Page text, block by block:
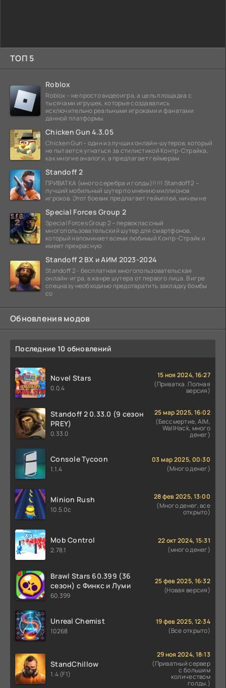
ТОП 5
Roblox
Roblox – не просто видеоигра, а цель площадка с
тысячами игрушек, которые создавались
исключительно реальными игроками и фанатами
данной платформы.
Chicken Gun 4.3.05
Chicken Gun – один из лучших онлайн-шутеров, который
не пытается угнаться за стилистикой Контр-Страйка,
как многие аналоги, а предлагает геймерам
Standoff 2
ПРИВАТКА (много серебра и голды)!!!!! Standoff 2 –
лучший мобильный шутер по мнению миллионов
игроков. Этот боевик предлагает геймплей, ничем не
Special Forces Group 2
Special Forces Group 2 – первоклассный
многопользовательский шутер для смартфонов,
который напоминает всеми любимый Контр-Страйк и
имеет прекрасную
Standoff 2 ВХ и АИМ 2023-2024
Standoff 2 - бесплатная многопользовательская
онлайн-игра, в жанре шутера от первого лица. В игре
спецназу необходимо предотвратить закладку бомбы
со
Обновления модов
Последние 10 обновлений
Novel Stars
0.0.4
15 ноя 2024, 16:27
(Приватка. Полная
версия)
Standoff 2 0.33.0 (9 сезон
PREY)
0.33.0
25 мар 2025, 16:02
(Бессмертие, AIM,
WallHack, много
денег)
Console Tycoon
1.1.4
03 мар 2025, 00:30
(Много денег)
Minion Rush
10.5.0c
28 фев 2025, 13:00
(Много денег, все
открыто)
Mob Control
2.78.1
22 окт 2024, 15:31
(много денег)
Brawl Stars 60.399 (36
сезон) с Финкс и Луми
60.399
25 фев 2025, 16:32
(Новая версия)
Unreal Chemist
10268
19 фев 2025, 12:34
(Все открыто)
StandChillow
1.4 (F1)
29 ноя 2024, 18:13
(Приватный сервер
с большим
количеством
голды.)